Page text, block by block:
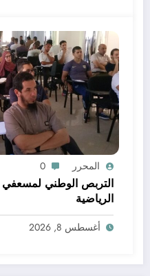
المحرر 0
التربص الوطني لمسعفي
الرياضية
أغسطس 8, 2026